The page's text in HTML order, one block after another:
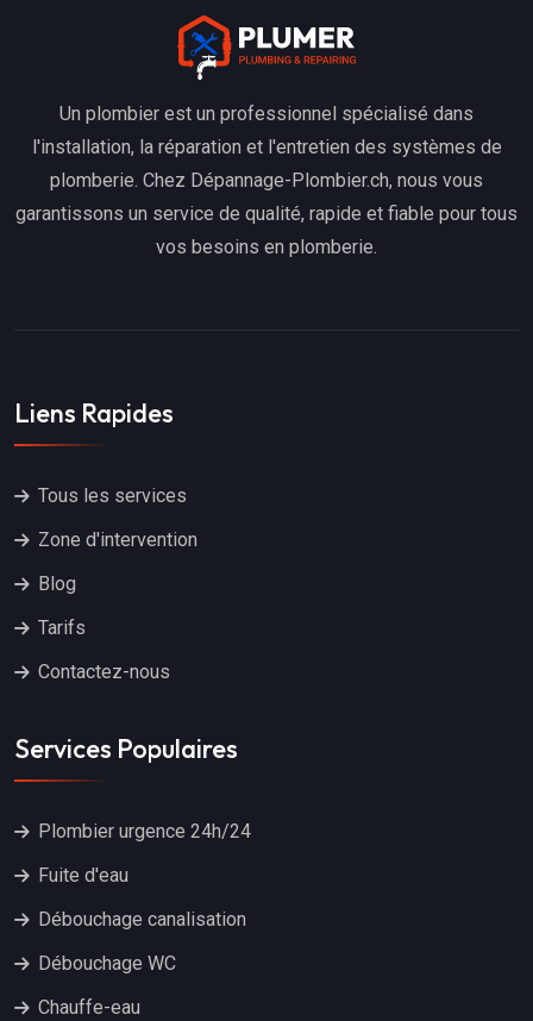
Un plombier est un professionnel spécialisé dans
l'installation, la réparation et l'entretien des systèmes de
plomberie. Chez Dépannage-Plombier.ch, nous vous
garantissons un service de qualité, rapide et fiable pour tous
vos besoins en plomberie.
Liens Rapides
Tous les services
Zone d'intervention
Blog
Tarifs
Contactez-nous
Services Populaires
Plombier urgence 24h/24
Fuite d'eau
Débouchage canalisation
Débouchage WC
Chauffe-eau